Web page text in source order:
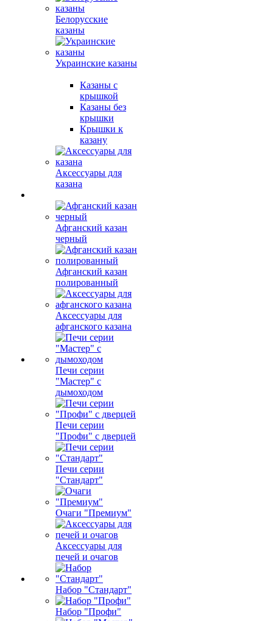
Белорусские
казаны
Украинские казаны
Казаны с
крышкой
Казаны без
крышки
Крышки к
казану
Аксессуары для
казана
Афганский казан
черный
Афганский казан
полированный
Аксессуары для
афганского казана
Печи серии
"Мастер" с
дымоходом
Печи серии
"Профи" с дверцей
Печи серии
"Стандарт"
Очаги "Премиум"
Аксессуары для
печей и очагов
Набор "Стандарт"
Набор "Профи"